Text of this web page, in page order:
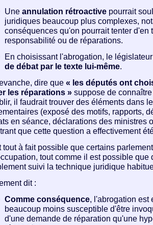
Uneannulation rétroactive pourrait
juridiques beaucoup plus complexes,
conséquences qu'on pourrait tenter d'en
responsabilité ou de réparations.
En choisissant l'abrogation, le
de débat par le texte lui-même
dire que« les députés ont
les réparations » suppose de
il faudrait trouver des éléments dans
(exposé des motifs, rapports,
en séance, déclarations des ministres
que cette question a effectivement
tout à fait possible que certains
tout comme il est possible que
suivi la technique juridique
dit :
Comme conséquence , l'abrogation
beaucoup moins susceptible d'être
d'une demande de réparation qu'une